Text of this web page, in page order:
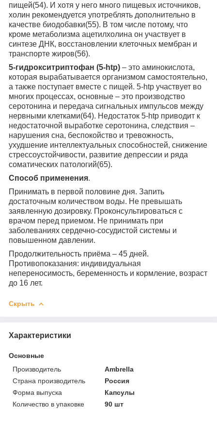
пищей(54). И хотя у него много пищевых источников,
холин рекомендуется употреблять дополнительно в
качестве биодобавки(55). В том числе потому, что
кроме метаболизма ацетилхолина он участвует в
синтезе ДНК, восстановлении клеточных мембран и
транспорте жиров(56).
5-гидрокситриптофан (5-htp) – это аминокислота,
которая вырабатывается организмом самостоятельно,
а также поступает вместе с пищей. 5-htp участвует во
многих процессах, основные – это производство
серотонина и передача сигнальных импульсов между
нервными клетками(64). Недостаток 5-htp приводит к
недостаточной выработке серотонина, следствия –
нарушения сна, беспокойство и тревожность,
ухудшение интеллектуальных способностей, снижение
стрессоустойчивости, развитие депрессии и ряда
соматических патологий(65).
Способ применения.
Принимать в первой половине дня. Запить
достаточным количеством воды. Не превышать
заявленную дозировку. Проконсультироваться с
врачом перед приемом. Не принимать при
заболеваниях сердечно-сосудистой системы и
повышенном давлении.
Продолжительность приёма – 45 дней.
Противопоказания: индивидуальная
непереносимость, беременность и кормление, возраст
до 16 лет.
Скрыть
Характеристики
Основные
Производитель
Ambrella
Страна производитель
Россия
Форма выпуска
Капсулы
Количество в упаковке
90 шт